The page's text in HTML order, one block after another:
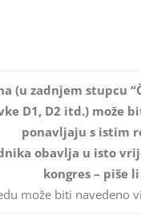
(u zadnjem stupcu
D1, D2 itd.) može
ponavljaju s istim
obavlja u isto
kongres – piše
može biti navedeno